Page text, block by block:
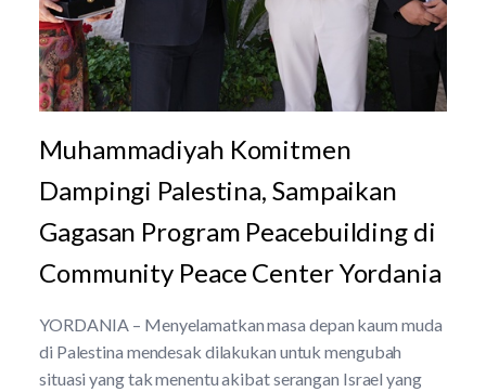
Muhammadiyah Komitmen
Dampingi Palestina, Sampaikan
Gagasan Program Peacebuilding di
Community Peace Center Yordania
YORDANIA – Menyelamatkan masa depan kaum muda
di Palestina mendesak dilakukan untuk mengubah
situasi yang tak menentu akibat serangan Israel yang